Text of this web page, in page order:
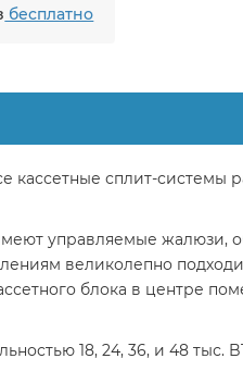
бесплатно
сплит-системы
управляемые жалюзи,
великолепно
блока в центре
18, 24, 36, и 48 тыс.